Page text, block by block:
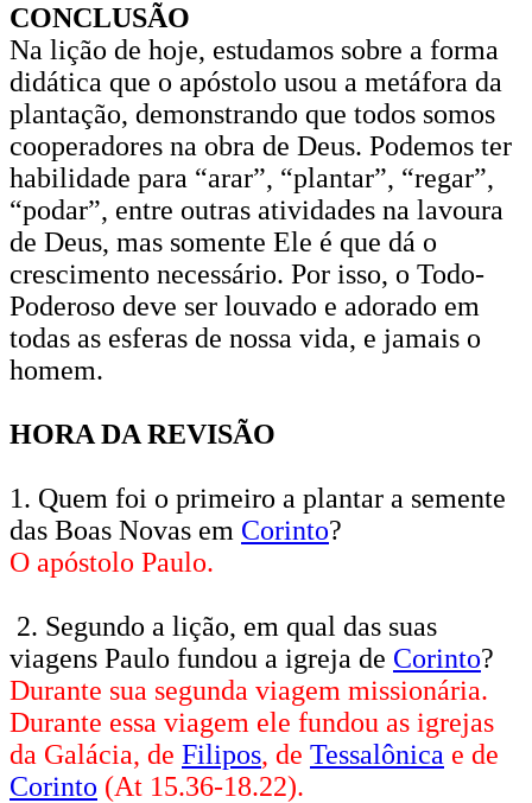
CONCLUSÃO
Na lição de hoje, estudamos sobre a forma
didática que o apóstolo usou a metáfora da
plantação, demonstrando que todos somos
cooperadores na obra de Deus. Podemos ter
habilidade para “arar”, “plantar”, “regar”,
“podar”, entre outras atividades na lavoura
de Deus, mas somente Ele é que dá o
crescimento necessário. Por isso, o Todo-
Poderoso deve ser louvado e adorado em
todas as esferas de nossa vida, e jamais o
homem.
HORA DA REVISÃO
1. Quem foi o primeiro a plantar a semente
das Boas Novas em Corinto?
O apóstolo Paulo.
2. Segundo a lição, em qual das suas
viagens Paulo fundou a igreja de Corinto?
Durante sua segunda viagem missionária.
Durante essa viagem ele fundou as igrejas
da Galácia, de Filipos, de Tessalônica e de
Corinto (At 15.36-18.22).